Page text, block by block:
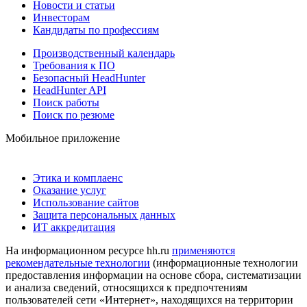
Новости и статьи
Инвесторам
Кандидаты по профессиям
Производственный календарь
Требования к ПО
Безопасный HeadHunter
HeadHunter API
Поиск работы
Поиск по резюме
Мобильное приложение
Этика и комплаенс
Оказание услуг
Использование сайтов
Защита персональных данных
ИТ аккредитация
На информационном ресурсе hh.ru применяются
рекомендательные технологии (информационные технологии
предоставления информации на основе сбора, систематизации
и анализа сведений, относящихся к предпочтениям
пользователей сети «Интернет», находящихся на территории